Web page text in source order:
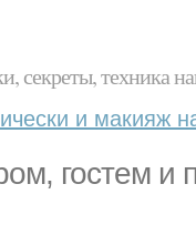
секреты, техника
и макияж
гостем и